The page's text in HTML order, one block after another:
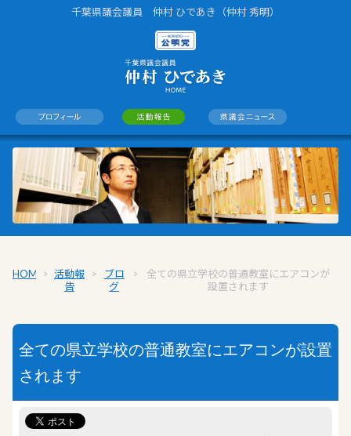
千葉県議会議員 仲村 ひであき（仲村 秀明）
HOME > 活動報
告
>
ブロ
グ
>
全ての県立学校の普通教室にエアコンが
設置されます
全ての県立学校の普通教室にエアコンが設置
されます